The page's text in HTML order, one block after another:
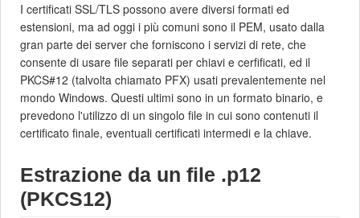
I certificati SSL/TLS possono avere diversi formati ed
estensioni, ma ad oggi i più comuni sono il PEM, usato dalla
gran parte dei server che forniscono i servizi di rete, che
consente di usare file separati per chiavi e cerfificati, ed il
PKCS#12 (talvolta chiamato PFX) usati prevalentemente nel
mondo Windows. Questi ultimi sono in un formato binario, e
prevedono l'utilizzo di un singolo file in cui sono contenuti il
certificato finale, eventuali certificati intermedi e la chiave.
Estrazione da un file .p12
(PKCS12)